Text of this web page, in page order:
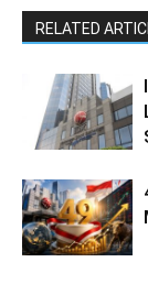
RELATED